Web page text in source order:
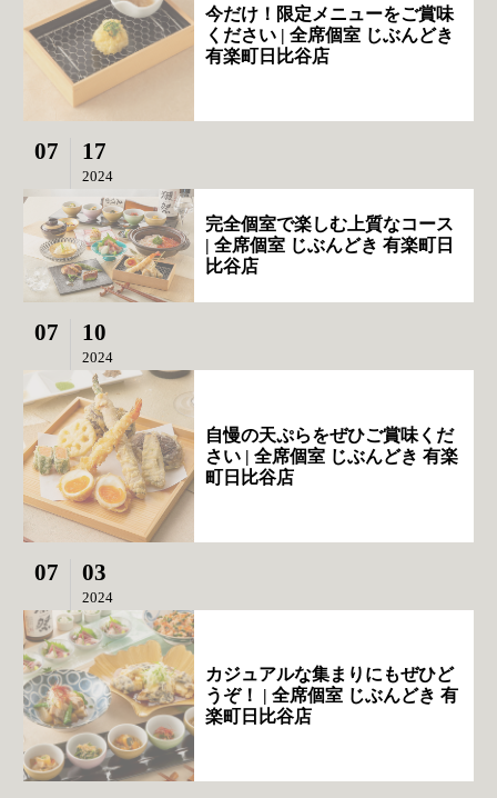
今だけ！限定メニューをご賞味
ください | 全席個室 じぶんどき
有楽町日比谷店
07 17
2024
完全個室で楽しむ上質なコース
| 全席個室 じぶんどき 有楽町日
比谷店
07 10
2024
自慢の天ぷらをぜひご賞味くだ
さい | 全席個室 じぶんどき 有楽
町日比谷店
07 03
2024
カジュアルな集まりにもぜひど
うぞ！ | 全席個室 じぶんどき 有
楽町日比谷店